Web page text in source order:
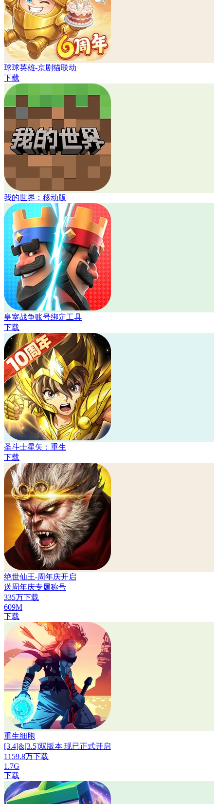
球球英雄-京剧猫联动
下载
我的世界：移动版
皇室战争账号绑定工具
下载
圣斗士星矢：重生
下载
绝世仙王-周年庆开启
送周年庆专属称号
335万下载
609M
下载
重生细胞
[3.4]&[3.5]双版本 现已正式开启
1159.8万下载
1.7G
下载